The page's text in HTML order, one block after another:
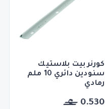
كورنر بيت بلاستيك
سنودين دائري 10 ملم
رمادي
0.530